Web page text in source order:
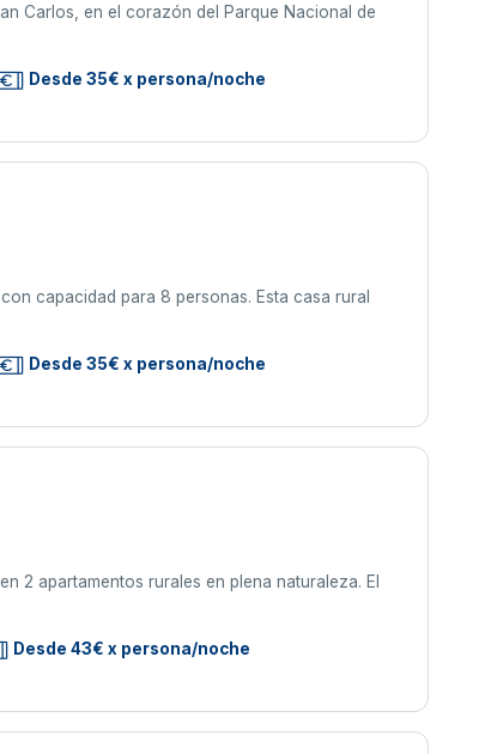
Carlos, en el corazón del Parque Nacional de
Desde 35€ x persona/noche
capacidad para 8 personas. Esta casa rural
Desde 35€ x persona/noche
2 apartamentos rurales en plena naturaleza. El
Desde 43€ x persona/noche